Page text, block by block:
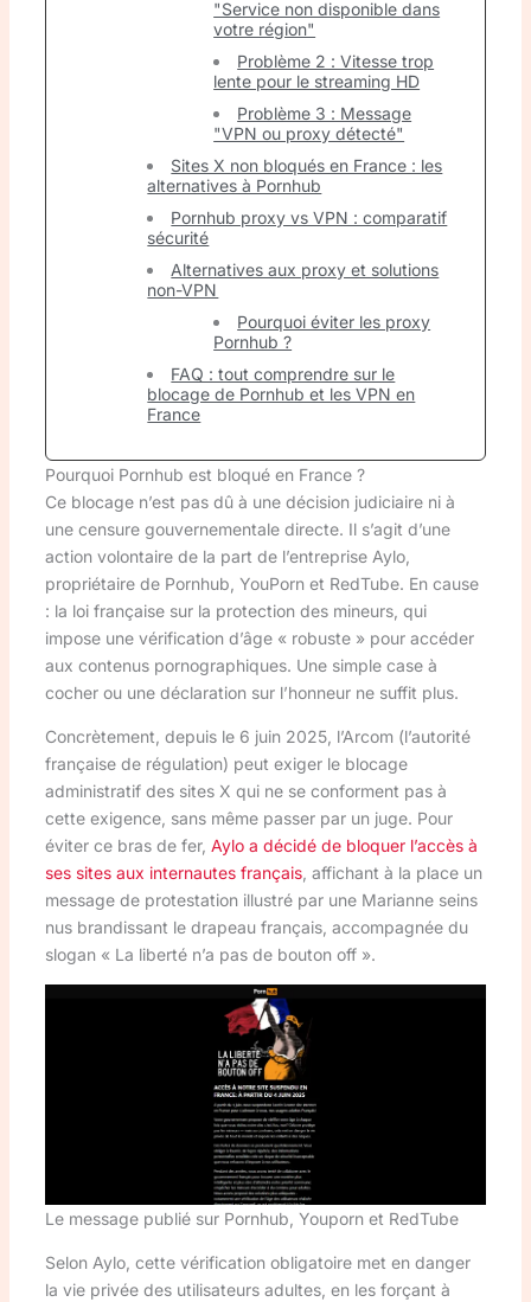
"Service non disponible dans
votre région"
Problème 2 : Vitesse trop
lente pour le streaming HD
Problème 3 : Message
"VPN ou proxy détecté"
Sites X non bloqués en France : les
alternatives à Pornhub
Pornhub proxy vs VPN : comparatif
sécurité
Alternatives aux proxy et solutions
non-VPN
Pourquoi éviter les proxy
Pornhub ?
FAQ : tout comprendre sur le
blocage de Pornhub et les VPN en
France
Pourquoi Pornhub est bloqué en France ?
Ce blocage n’est pas dû à une décision judiciaire ni à
une censure gouvernementale directe. Il s’agit d’une
action volontaire de la part de l’entreprise Aylo,
propriétaire de Pornhub, YouPorn et RedTube. En cause
: la loi française sur la protection des mineurs, qui
impose une vérification d’âge « robuste » pour accéder
aux contenus pornographiques. Une simple case à
cocher ou une déclaration sur l’honneur ne suffit plus.
Concrètement, depuis le 6 juin 2025, l’Arcom (l’autorité
française de régulation) peut exiger le blocage
administratif des sites X qui ne se conforment pas à
cette exigence, sans même passer par un juge. Pour
éviter ce bras de fer, Aylo a décidé de bloquer l’accès à
ses sites aux internautes français, affichant à la place un
message de protestation illustré par une Marianne seins
nus brandissant le drapeau français, accompagnée du
slogan « La liberté n’a pas de bouton off ».
Le message publié sur Pornhub, Youporn et RedTube
Selon Aylo, cette vérification obligatoire met en danger
la vie privée des utilisateurs adultes, en les forçant à